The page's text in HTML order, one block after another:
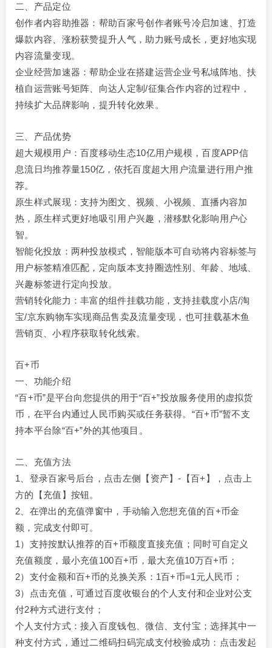
二、产品定位
创作者内容助推器：帮助百家号创作者账号冷启加速、打造
爆款内容、涨粉获赞提升人气，助力账号成长，更好地实现
内容流量变现。
企业经营加速器：帮助企业在搭建运营企业号私域阵地、扶
植自运营账号矩阵、向达人定制/征集合作内容的过程中，
持续扩大品牌影响，提升转化效果。
三、产品优势
超大规模用户：百度移动生态10亿用户规模，百度APP信
息流日均推荐量150亿，依托百度超大用户流量进行用户推
荐。
原生样式展现：支持为图文、视频、小视频、直播内容加
热，原生样式更好地吸引用户兴趣，潜移默化影响用户心
智。
智能化投放：两种投放模式，智能版本可自动将内容标签与
用户标签精准匹配，定向版本支持圈选性别、年龄、地域、
兴趣标签进行定向投放。
营销转化能力：丰富的组件挂载功能，支持挂载度小店/淘
宝/京东购物车实现商品售卖及流量变现，也可挂载基木鱼
营销页、小程序获取转化线索。
百+币
一、功能介绍
“百+币”是平台向您提供的用于“百+”投放服务使用的虚拟货
币，在平台内通过人民币购买或任务获得。“百+币”暂不支
持本平台除“百+”外的其他项目。
二、充值方法
1、登录百家号后台，点击左侧【资产】-【百+】，点击上
方的【充值】按钮。
2、在弹出的充值弹窗中，手动输入您想充值的百+币金
额，完成支付即可。
1）支持按默认推荐的百+币额度直接充值；同时可自定义
充值额度，最小充值100百+币，最大充值10万百+币；
2）支付金额和百+币的兑换关系：1百+币=1元人民币；
3）点击充值，可通过百度收银台的个人支付和企业对公支
付2种方式进行支付；
个人支付方式：接入百度钱包、微信、支付宝；选择其中一
种支付方式，通过二维码扫码完成支付校验成功：点击发起